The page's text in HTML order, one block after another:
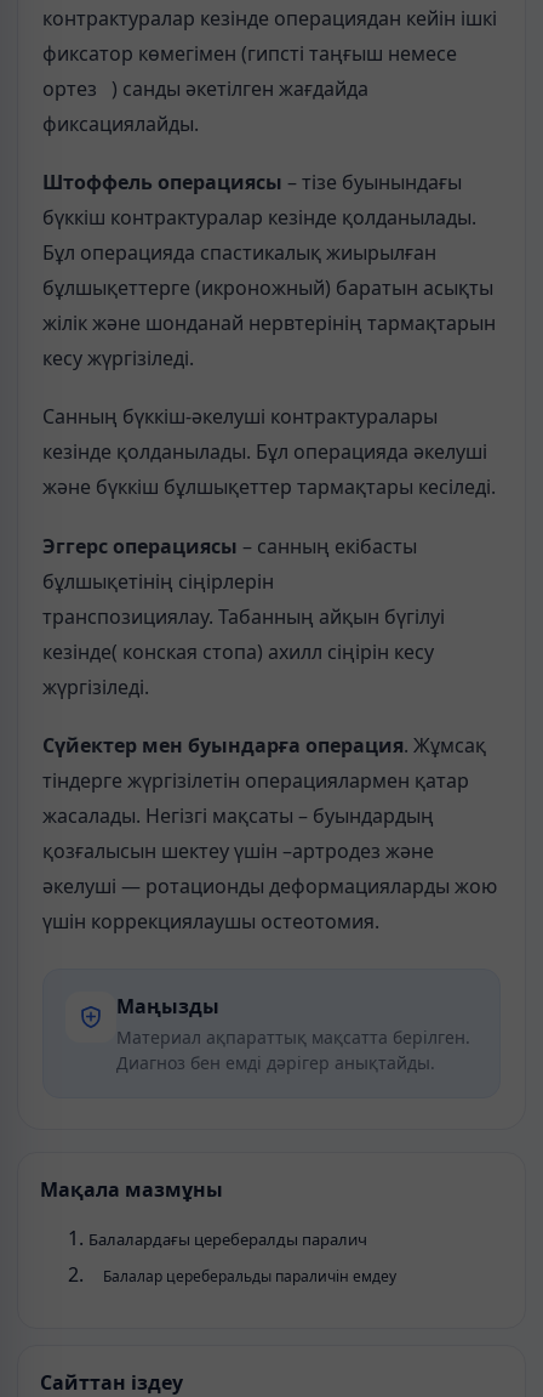
контрактуралар кезінде операциядан кейін ішкі
фиксатор көмегімен (гипсті таңғыш немесе
ортез ) санды әкетілген жағдайда
фиксациялайды.
Штоффель операциясы – тізе буынындағы
бүккіш контрактуралар кезінде қолданылады.
Бұл операцияда спастикалық жиырылған
бұлшықеттерге (икроножный) баратын асықты
жілік және шонданай нервтерінің тармақтарын
кесу жүргізіледі.
Санның бүккіш-әкелуші контрактуралары
кезінде қолданылады. Бұл операцияда әкелуші
және бүккіш бұлшықеттер тармақтары кесіледі.
Эггерс операциясы – санның екібасты
бұлшықетінің сіңірлерін
транспозициялау. Табанның айқын бүгілуі
кезінде( конская стопа) ахилл сіңірін кесу
жүргізіледі.
Сүйектер мен буындарға операция. Жұмсақ
тіндерге жүргізілетін операциялармен қатар
жасалады. Негізгі мақсаты – буындардың
қозғалысын шектеу үшін –артродез және
әкелуші — ротационды деформацияларды жою
үшін коррекциялаушы остеотомия.
Маңызды
Материал ақпараттық мақсатта берілген.
Диагноз бен емді дәрігер анықтайды.
Мақала мазмұны
Балалардағы церебералды паралич
Балалар цереберальды параличін емдеу
Сайттан іздеу